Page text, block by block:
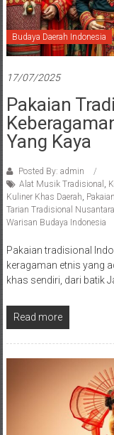
Budaya Daerah Indonesia
17/07/2025
Pakaian
Yang Kaya
Posted By: admin
Alat Musik Tradisional ,
Kuliner Khas Daerah,
Tarian Tradisional Nusantara
Warisan Budaya Indonesia
Pakaian tradisional
keragaman etnis yang
khas sendiri, dari batik
Read more